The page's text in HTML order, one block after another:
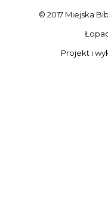
© 2017 Miejska
Projekt i